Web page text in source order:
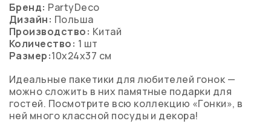
Бренд: PartyDeco
Дизайн: Польша
Производство: Китай
Количество: 1 шт
Размер:10x24x37 см
Идеальные пакетики для любителей гонок —
можно сложить в них памятные подарки для
гостей. Посмотрите всю коллекцию «Гонки», в
ней много классной посуды и декора!